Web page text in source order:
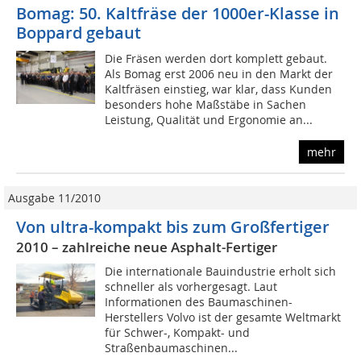
Bomag: 50. Kaltfräse der 1000er-Klasse in
Boppard gebaut
Die Fräsen werden dort komplett gebaut.
Als Bomag erst 2006 neu in den Markt der
Kaltfräsen einstieg, war klar, dass Kunden
besonders hohe Maßstäbe in Sachen
Leistung, Qualität und Ergonomie an...
mehr
Ausgabe 11/2010
Von ultra-kompakt bis zum Großfertiger
2010 – zahlreiche neue Asphalt-Fertiger
Die internationale Bauindustrie erholt sich
schneller als vorhergesagt. Laut
Informationen des Baumaschinen-
Herstellers Volvo ist der gesamte Weltmarkt
für Schwer-, Kompakt- und
Straßenbaumaschinen...